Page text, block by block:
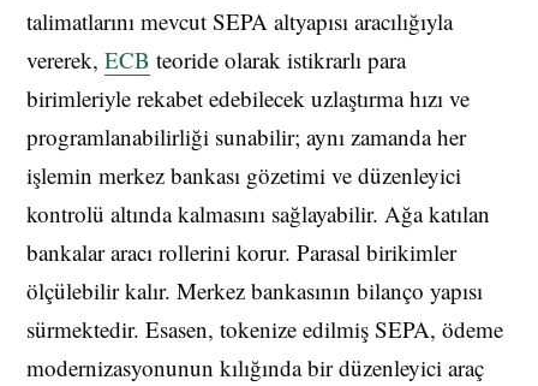
talimatlarını mevcut SEPA altyapısı aracılığıyla
vererek, ECB teoride olarak istikrarlı para
birimleriyle rekabet edebilecek uzlaştırma hızı ve
programlanabilirliği sunabilir; aynı zamanda her
işlemin merkez bankası gözetimi ve düzenleyici
kontrolü altında kalmasını sağlayabilir. Ağa katılan
bankalar aracı rollerini korur. Parasal birikimler
ölçülebilir kalır. Merkez bankasının bilanço yapısı
sürmektedir. Esasen, tokenize edilmiş SEPA, ödeme
modernizasyonunun kılığında bir düzenleyici araç